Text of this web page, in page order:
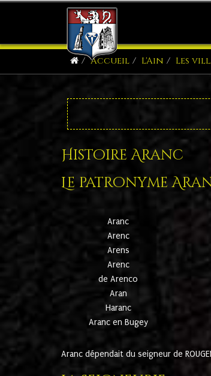
Accueil L'Ain Les
Histoire Aranc
Le patronyme
Aranc
Arenc
Arens
Arenc
de Arenco
Aran
Haranc
Aranc en Bugey
Aranc dépendait du seigneur de